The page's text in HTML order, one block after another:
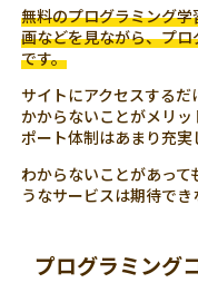
無料のプログラミング
画などを見ながら、プ
です。
サイトにアクセスする
かからないことがメリ
ポート体制はあまり充実
わからないことがあって
うなサービスは期待でき
プログラミング